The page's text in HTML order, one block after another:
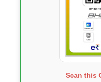
Scan this